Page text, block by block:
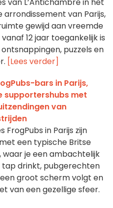
van L’Antichambre in het
arrondissement van Parijs,
gewijd aan vreemde
12 jaar toegankelijk is
puzzels en
[Lees verder]
bars in Parijs,
supportershubs met
van
FrogPubs in Parijs zijn
een typische Britse
waar je een ambachtelijk
drinkt, pubgerechten
groot scherm volgt en
van een gezellige sfeer.